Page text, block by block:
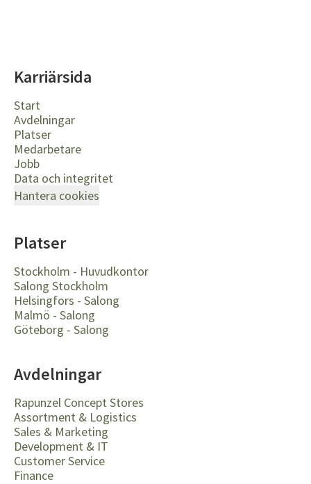
Karriärsida
Start
Avdelningar
Platser
Medarbetare
Jobb
Data och integritet
Hantera cookies
Platser
Stockholm - Huvudkontor
Salong Stockholm
Helsingfors - Salong
Malmö - Salong
Göteborg - Salong
Avdelningar
Rapunzel Concept Stores
Assortment & Logistics
Sales & Marketing
Development & IT
Customer Service
Finance